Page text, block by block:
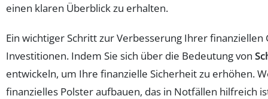
einen klaren Überblick zu erhalten.
Ein wichtiger Schritt zur Verbesserung Ihrer
Investitionen. Indem Sie sich über die Bedeutung von
entwickeln, um Ihre finanzielle Sicherheit zu erhöhen.
finanzielles Polster aufbauen, das in Notfällen hilfreich